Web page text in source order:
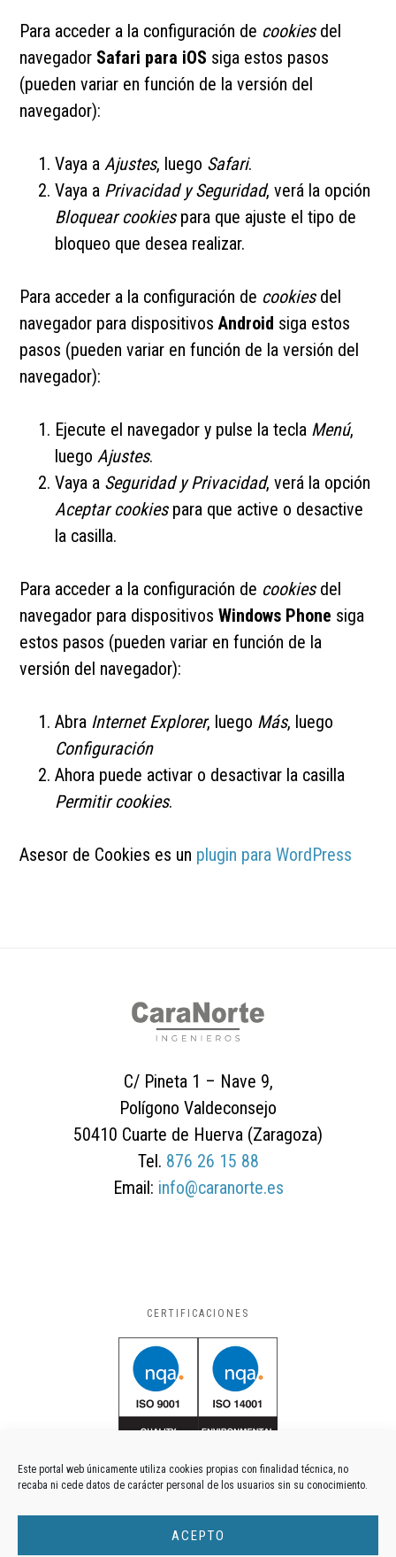
Este portal web únicamente utiliza cookies propias con finalidad técnica, no
recaba ni cede datos de carácter personal de los usuarios sin su conocimiento.
ACEPTO
Para acceder a la configuración de cookiesdel
navegador Safari para iOS siga estos pasos
(pueden variar en función de la versión del
navegador):
Vaya aAjustes, luego Safari.
Vaya a Privacidad y Seguridad, verá la opción
Bloquear cookiespara que ajuste el tipo de
bloqueo que desea realizar.
Para acceder a la configuración de cookiesdel
navegador para dispositivosAndroid siga estos
pasos (pueden variar en función de la versión del
navegador):
Ejecute el navegador y pulse la tecla Menú,
luegoAjustes.
Vaya a Seguridad y Privacidad, verá la opción
Aceptar cookiespara que active o desactive
la casilla.
Para acceder a la configuración de cookiesdel
navegador para dispositivosWindows Phone siga
estos pasos (pueden variar en función de la
versión del navegador):
Abra Internet Explorer, luego Más, luego
Configuración
Ahora puede activar o desactivar la casilla
Permitir cookies.
Asesor de Cookies es un plugin para WordPress
C/ Pineta 1 – Nave 9,
Polígono Valdeconsejo
50410 Cuarte de Huerva (Zaragoza)
Tel. 876 26 15 88
Email: info@caranorte.es
CERTIFICACIONES